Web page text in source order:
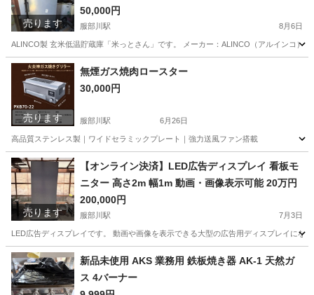
売ります
50,000円
服部川駅 8月6日
ALINCO製 玄米低温貯蔵庫「米っとさん」です。 メーカー：ALINCO（アルインコ）
大阪 八尾市 服部川駅 キッチン家電
売ります
無煙ガス焼肉ロースター
30,000円
服部川駅 6月26日
高品質ステンレス製｜ワイドセラミックプレート｜強力送風ファン搭載
大阪 八尾市 服部川駅 キッチン家電
売ります
【オンライン決済】LED広告ディスプレイ 看板モ
ニター 高さ2m 幅1m 動画・画像表示可能 20万円
200,000円
服部川駅 7月3日
LED広告ディスプレイです。 動画や画像を表示できる大型の広告用ディスプレイに
大阪 八尾市 服部川駅 その他
新品未使用 AKS 業務用 鉄板焼き器 AK-1 天然ガ
ス 4バーナー